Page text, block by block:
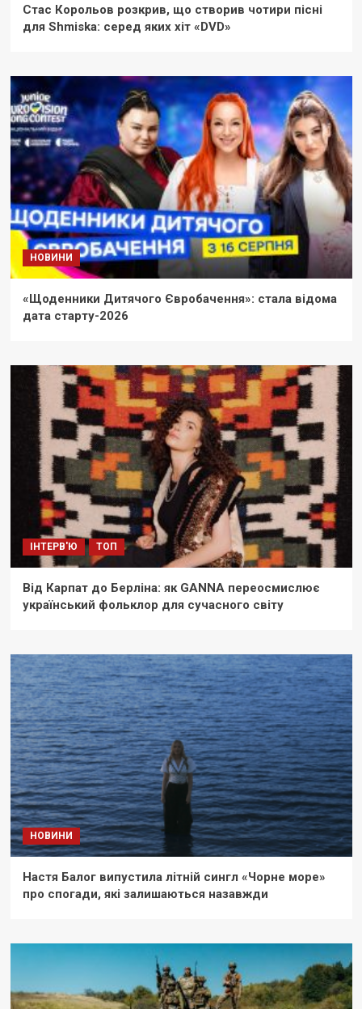
Стас Корольов розкрив, що створив чотири пісні
для Shmiska: серед яких хіт «DVD»
НОВИНИ
«Щоденники Дитячого Євробачення»: стала відома
дата старту-2026
ІНТЕРВ'Ю ТОП
Від Карпат до Берліна: як GANNA переосмислює
український фольклор для сучасного світу
НОВИНИ
Настя Балог випустила літній сингл «Чорне море»
про спогади, які залишаються назавжди